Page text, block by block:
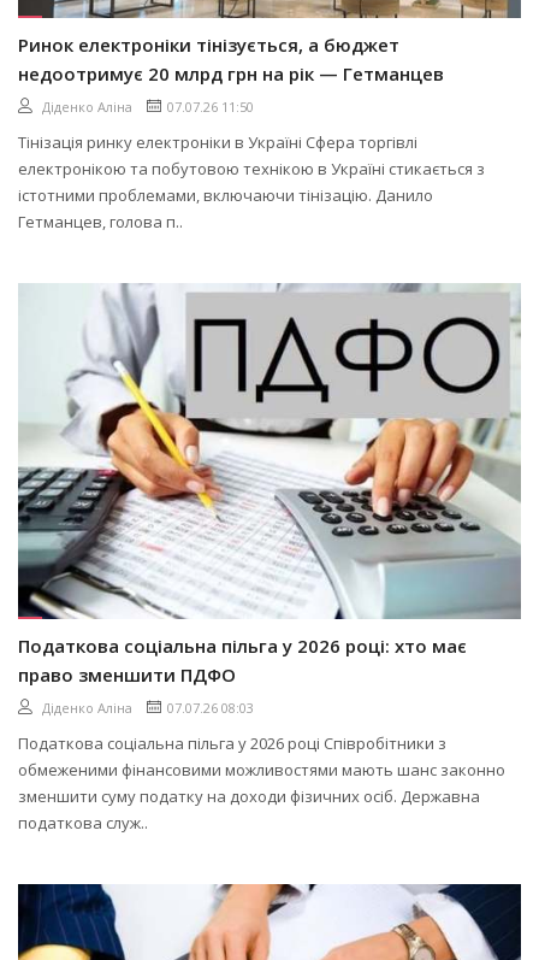
Ринок електроніки тінізується, а бюджет
недоотримує 20 млрд грн на рік — Гетманцев
Діденко Аліна 07.07.26 11:50
Тінізація ринку електроніки в Україні Сфера торгівлі
електронікою та побутовою технікою в Україні стикається з
істотними проблемами, включаючи тінізацію. Данило
Гетманцев, голова п..
Податкова соціальна пільга у 2026 році: хто має
право зменшити ПДФО
Діденко Аліна 07.07.26 08:03
Податкова соціальна пільга у 2026 році Співробітники з
обмеженими фінансовими можливостями мають шанс законно
зменшити суму податку на доходи фізичних осіб. Державна
податкова служ..